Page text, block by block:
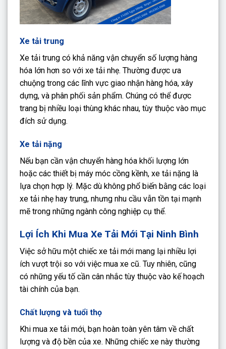
Xe tải trung
Xe tải trung có khả năng vận chuyển số lượng hàng
hóa lớn hơn so với xe tải nhẹ. Thường được ưa
chuộng trong các lĩnh vực giao nhận hàng hóa, xây
dựng, và phân phối sản phẩm. Chúng có thể được
trang bị nhiều loại thùng khác nhau, tùy thuộc vào mục
đích sử dụng.
Xe tải nặng
Nếu bạn cần vận chuyển hàng hóa khối lượng lớn
hoặc các thiết bị máy móc cồng kềnh, xe tải nặng là
lựa chọn hợp lý. Mặc dù không phổ biến bằng các loại
xe tải nhẹ hay trung, nhưng nhu cầu vẫn tồn tại mạnh
mẽ trong những ngành công nghiệp cụ thể.
Lợi Ích Khi Mua Xe Tải Mới Tại Ninh Bình
Việc sở hữu một chiếc xe tải mới mang lại nhiều lợi
ích vượt trội so với việc mua xe cũ. Tuy nhiên, cũng
có những yếu tố cần cân nhắc tùy thuộc vào kế hoạch
tài chính của bạn.
Chất lượng và tuổi thọ
Khi mua xe tải mới, bạn hoàn toàn yên tâm về chất
lượng và độ bền của xe. Những chiếc xe này thường